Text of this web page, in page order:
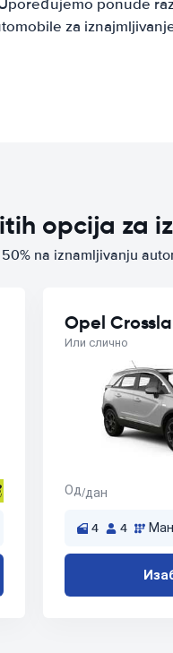
ponude
za
opcija za
na iznamljivanju
Opel
Или слично
Од/дан
4 4